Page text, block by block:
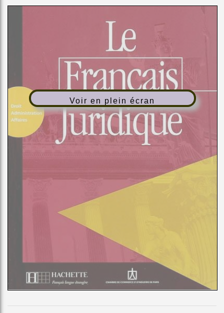
Voir en plein écran